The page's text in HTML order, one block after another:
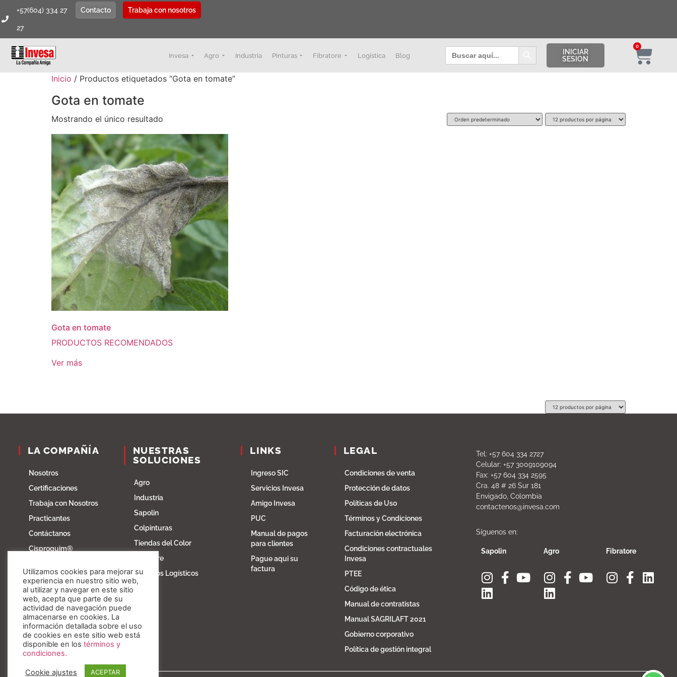
+57(604) 334 27
27
Contacto Trabaja con nosotros
Invesa Agro Industria Pinturas Fibratore Logística Blog
Buscar: Botón de búsqueda
INICIAR
SESION
0
Inicio / Productos etiquetados “Gota en tomate”
Gota en tomate
Mostrando el único resultado
Gota en tomate
PRODUCTOS RECOMENDADOS
Ver más
LA COMPAÑÍA
Nosotros
Certificaciones
Trabaja con Nosotros
Practicantes
Contáctanos
Cisproquim®
Blog
Fundación Invesa
Nuestros valores
NUESTRAS
SOLUCIONES
Agro
Industria
Sapolin
Colpinturas
Tiendas del Color
Fibratore
Servicios Logísticos
LINKS
Ingreso SIC
Servicios Invesa
Amigo Invesa
PUC
Manual de pagos
para clientes
Pague aqui su
factura
LEGAL
Condiciones de venta
Protección de datos
Políticas de Uso
Términos y Condiciones
Facturación electrónica
Condiciones contractuales
Invesa
PTEE
Código de ética
Manual de contratistas
Manual SAGRILAFT 2021
Gobierno corporativo
Política de gestión integral
Tel: +57 604 334 2727
Celular: +57 3009109094
Fax: +57 604 334 2595
Cra. 48 # 26 Sur 181
Envigado, Colombia
contactenos@invesa.com
Síguenos en:
Sapolin Agro Fibratore
Utilizamos cookies para mejorar su
experiencia en nuestro sitio web,
al utilizar y navegar en este sitio
web, acepta que parte de su
actividad de navegación puede
almacenarse en cookies. La
información detallada sobre el uso
de cookies en este sitio web está
disponible en los términos y
condiciones.
Cookie ajustes ACEPTAR